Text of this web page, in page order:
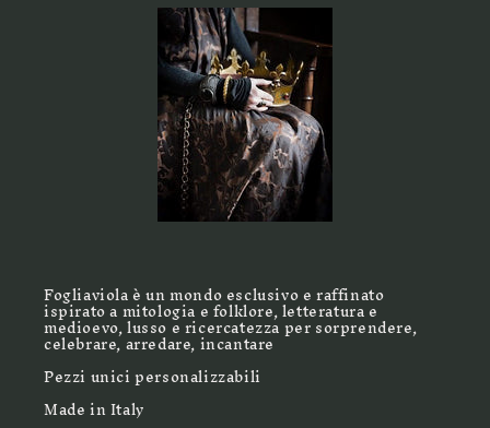
Fogliaviola è un mondo esclusivo e raffinato
ispirato a mitologia e folklore, letteratura e
medioevo, lusso e ricercatezza per sorprendere,
celebrare, arredare, incantare
Pezzi unici personalizzabili
Made in Italy